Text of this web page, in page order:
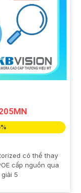
có thể thay
cấp nguồn qua
5